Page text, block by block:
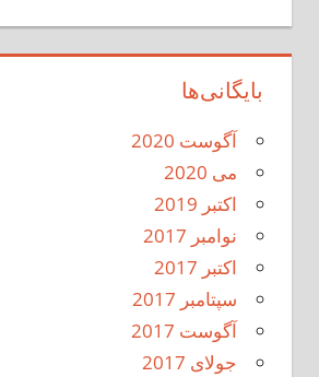
بایگانی‌ها
آگوست 2020
می 2020
اکتبر 2019
نوامبر 2017
اکتبر 2017
سپتامبر 2017
آگوست 2017
جولای 2017